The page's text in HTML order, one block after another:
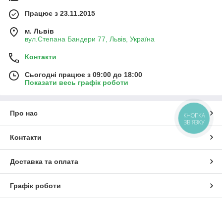
Працює з 23.11.2015
м. Львів
вул.Степана Бандери 77, Львів, Україна
Контакти
Сьогодні працює з 09:00 до 18:00
Показати весь графік роботи
Про нас
Контакти
Доставка та оплата
Графік роботи
КНОПКА
ЗВ'ЯЗКУ